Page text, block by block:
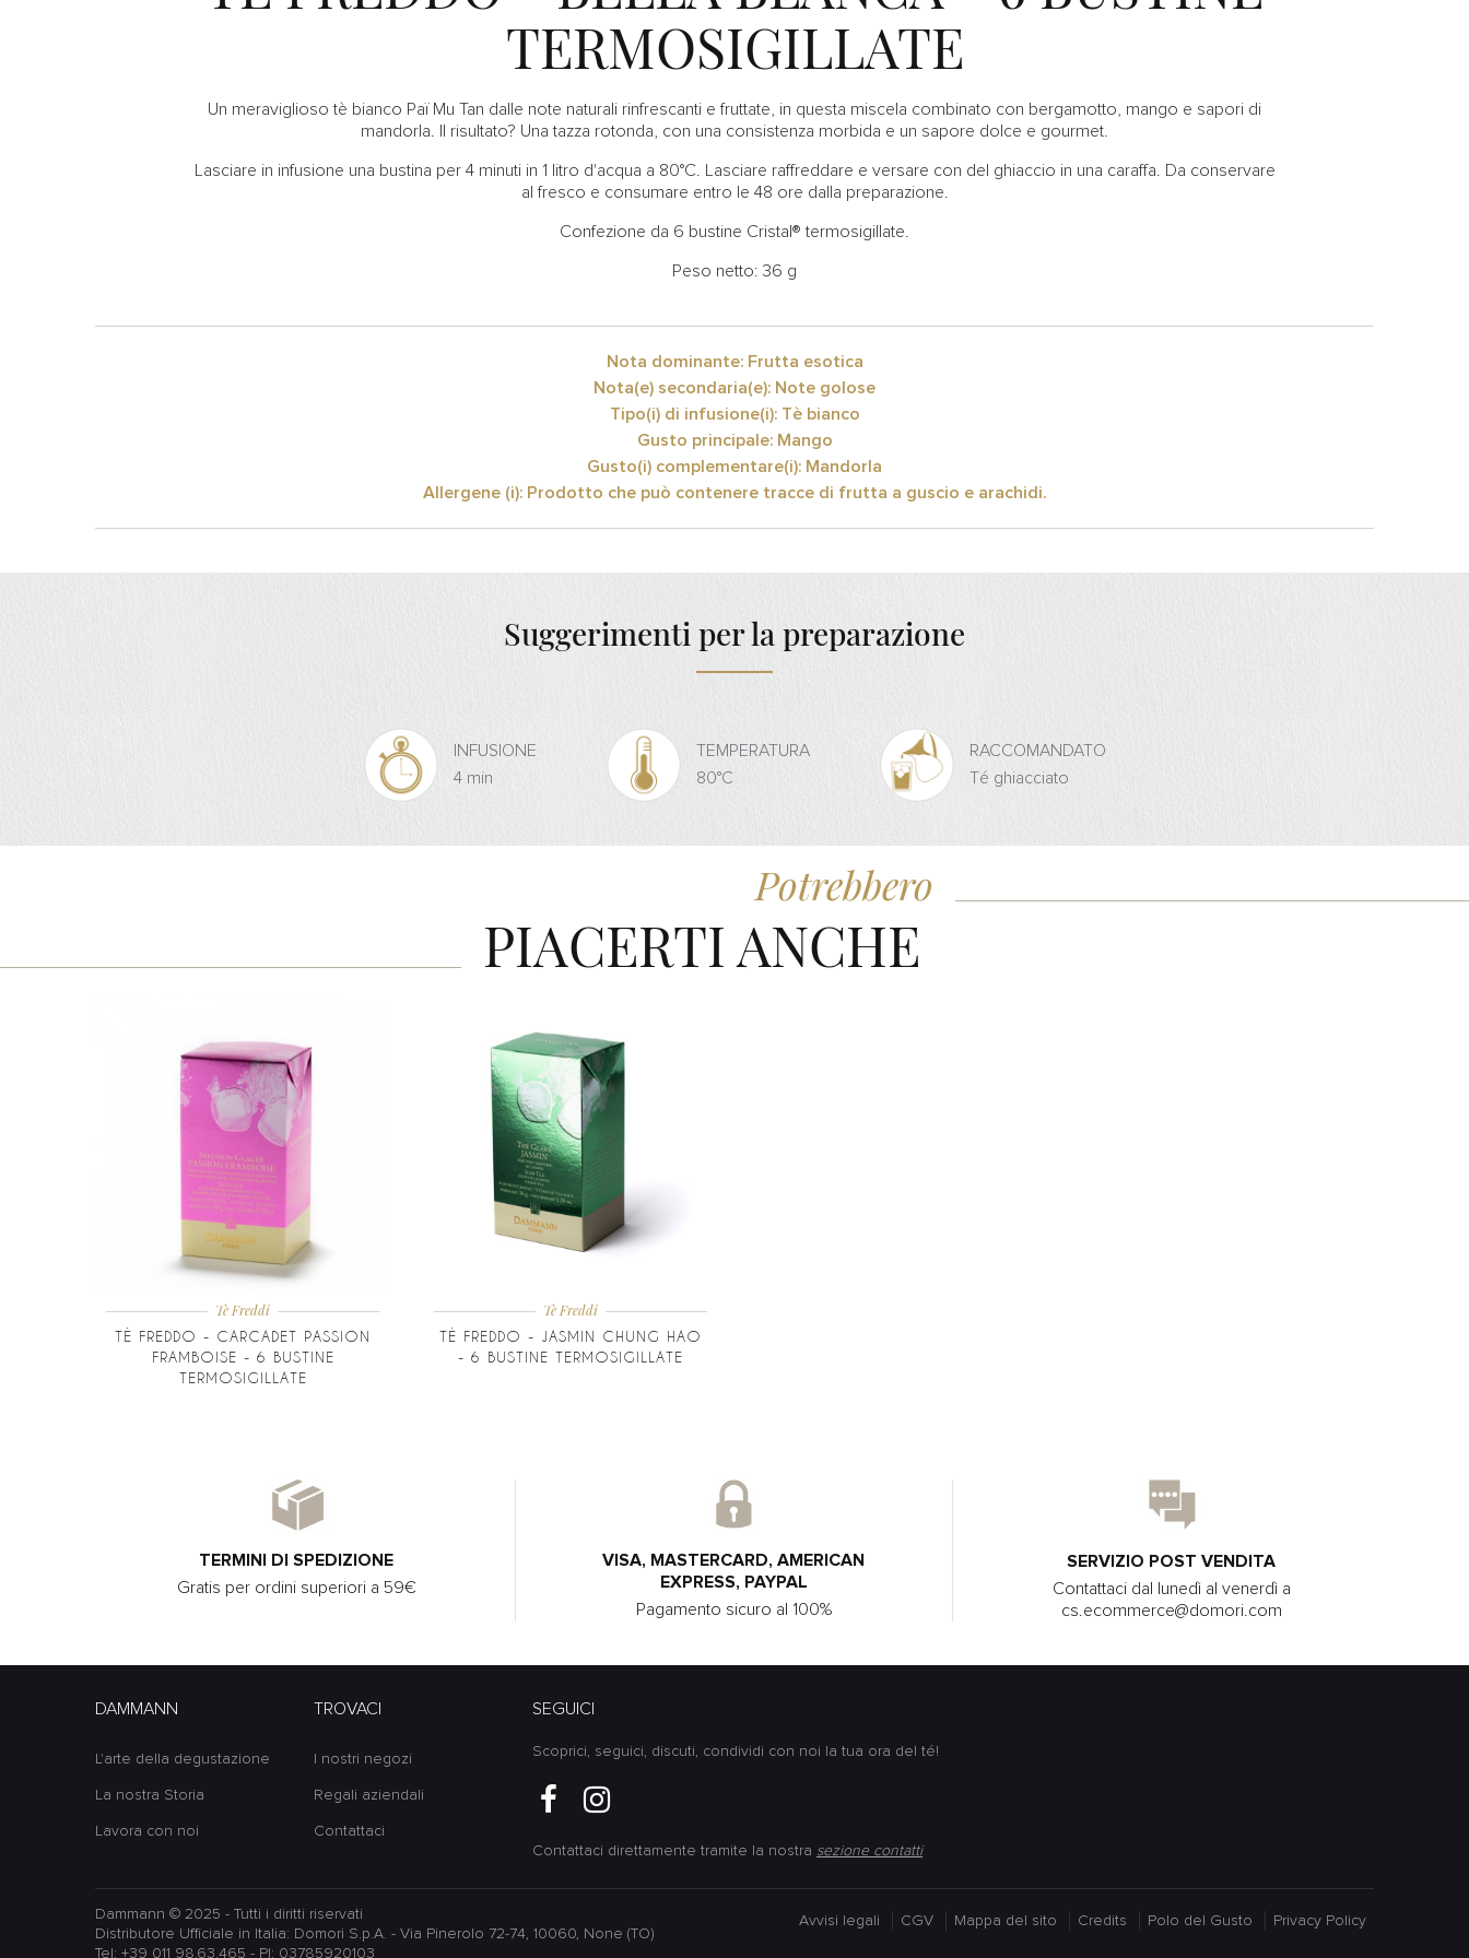
TERMOSIGILLATE
Un meraviglioso tè bianco Paï Mu Tan dalle note naturali rinfrescanti e fruttate, in questa miscela combinato con bergamotto, mango e sapori di
mandorla. Il risultato? Una tazza rotonda, con una consistenza morbida e un sapore dolce e gourmet.
Lasciare in infusione una bustina per 4 minuti in 1 litro d'acqua a 80°C. Lasciare raffreddare e versare con del ghiaccio in una caraffa. Da conservare
al fresco e consumare entro le 48 ore dalla preparazione.
Confezione da 6 bustine Cristal® termosigillate.
Peso netto: 36 g
Nota dominante: Frutta esotica
Nota(e) secondaria(e): Note golose
Tipo(i) di infusione(i): Tè bianco
Gusto principale: Mango
Gusto(i) complementare(i): Mandorla
Allergene (i): Prodotto che può contenere tracce di frutta a guscio e arachidi.
Suggerimenti per la preparazione
INFUSIONE
4 min
TEMPERATURA
80°C
RACCOMANDATO
Té ghiacciato
Potrebbero
PIACERTI ANCHE
Tè Freddi
TÈ FREDDO - CARCADET PASSION
FRAMBOISE - 6 BUSTINE
TERMOSIGILLATE
Tè Freddi
TÈ FREDDO - JASMIN CHUNG HAO
- 6 BUSTINE TERMOSIGILLATE
TERMINI DI SPEDIZIONE
Gratis per ordini superiori a 59€
VISA, MASTERCARD, AMERICAN
EXPRESS, PAYPAL
Pagamento sicuro al 100%
SERVIZIO POST VENDITA
Contattaci dal lunedì al venerdì a
cs.ecommerce@domori.com
DAMMANN
L'arte della degustazione
La nostra Storia
Lavora con noi
TROVACI
I nostri negozi
Regali aziendali
Contattaci
SEGUICI
Scoprici, seguici, discuti, condividi con noi la tua ora del té!
Contattaci direttamente tramite la nostra sezione contatti
Dammann © 2025 - Tutti i diritti riservati
Distributore Ufficiale in Italia: Domori S.p.A. - Via Pinerolo 72-74, 10060, None (TO)
Tel: +39 011 98.63.465 - PI: 03785920103
Avvisi legali CGV Mappa del sito Credits Polo del Gusto Privacy Policy